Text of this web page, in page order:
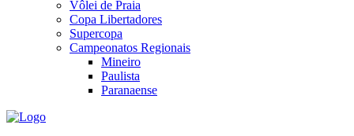
Vôlei de Praia
Copa Libertadores
Supercopa
Campeonatos Regionais
Mineiro
Paulista
Paranaense